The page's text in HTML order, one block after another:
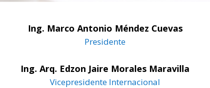
Ing. Marco Antonio Méndez Cuevas
Presidente
Ing. Arq. Edzon Jaire Morales Maravilla
Vicepresidente Internacional